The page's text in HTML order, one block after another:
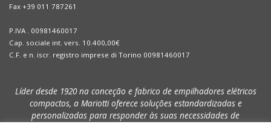
Fax +39 011 787261
P.IVA . 00981460017
Cap. sociale int. vers. 10.400,00€
C.F. e n. iscr. registro imprese di Torino 00981460017
Líder desde 1920 na conceção e fabrico de empilhadores elétricos
compactos, a Mariotti oferece soluções estandardizadas e
personalizadas para responder às suas necessidades de